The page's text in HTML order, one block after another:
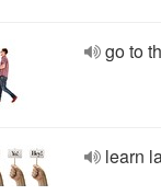
go to
learn